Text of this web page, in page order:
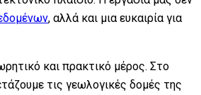
, αλλά και μια ευκαιρία για
και πρακτικό μέρος. Στο
τις γεωλογικές δομές της